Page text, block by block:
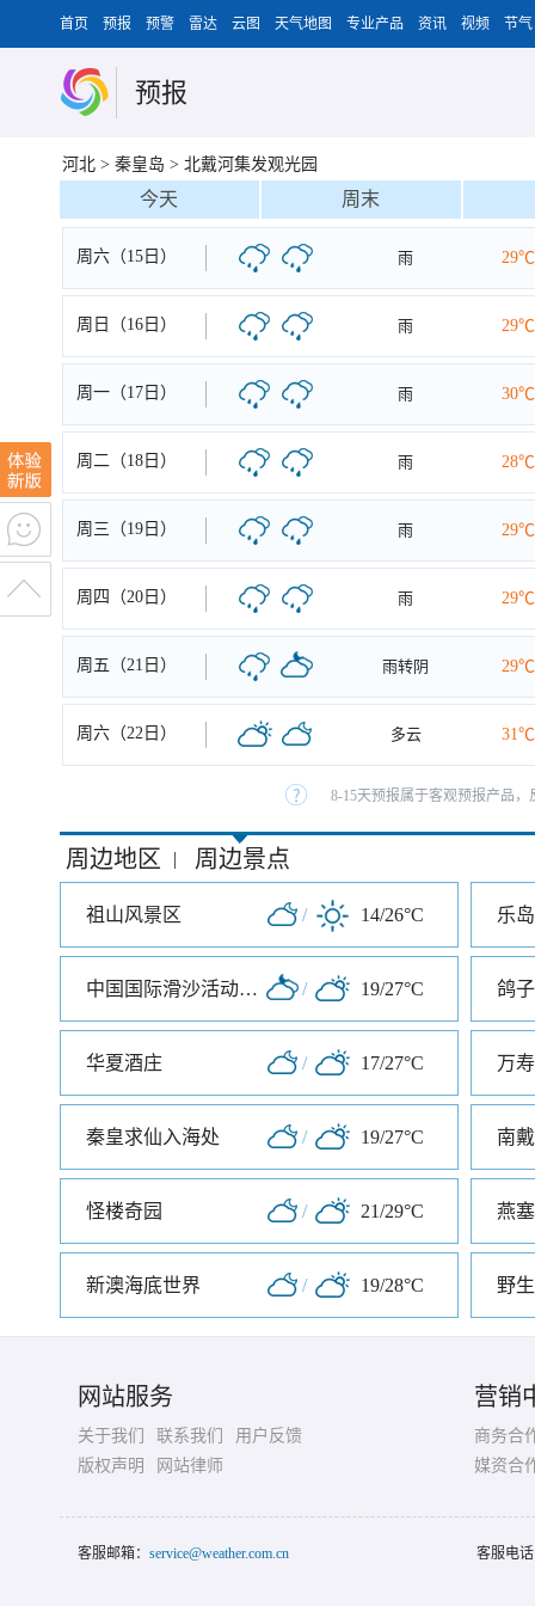
首页 预报 预警 雷达 云图 天气地图 专业产品 资讯 视频 节气
预报
河北 > 秦皇岛 > 北戴河集发观光园
今天 周末
周六（15日） 雨 29℃
周日（16日） 雨 29℃
周一（17日） 雨 30℃
周二（18日） 雨 28℃
周三（19日） 雨 29℃
周四（20日） 雨 29℃
周五（21日） 雨转阴 29℃
周六（22日） 多云 31℃
8-15天预报属于客观预报产品
周边地区 | 周边景点
祖山风景区 / 14/26°C 乐
中国国际滑沙活动中心 / 19/27°C 鸽
华夏酒庄 / 17/27°C 万
秦皇求仙入海处 / 19/27°C 南
怪楼奇园 / 21/29°C 燕
新澳海底世界 / 19/28°C 野
网站服务
关于我们 联系我们
用户反馈
版权声明
网站律师
营销
商务合
媒资合
客服邮箱： service@weather.com.cn 客服电